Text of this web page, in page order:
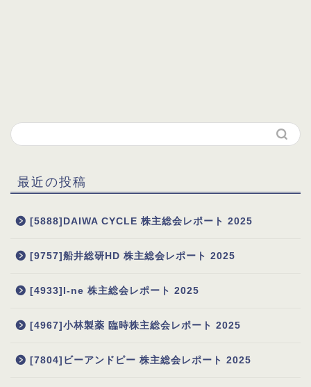
最近の投稿
[5888]DAIWA CYCLE 株主総会レポート 2025
[9757]船井総研HD 株主総会レポート 2025
[4933]I-ne 株主総会レポート 2025
[4967]小林製薬 臨時株主総会レポート 2025
[7804]ビーアンドピー 株主総会レポート 2025